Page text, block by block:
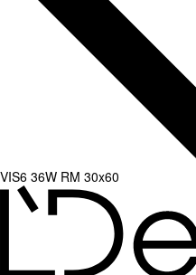
VIS6 36W RM 30x60